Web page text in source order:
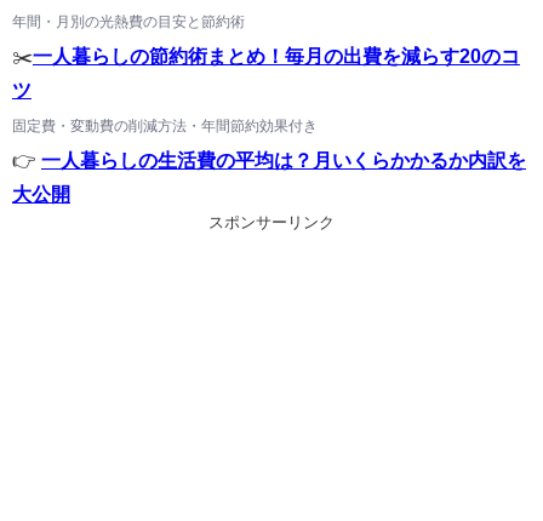
年間・月別の光熱費の目安と節約術
✂️一人暮らしの節約術まとめ！毎月の出費を減らす20のコ
ツ
固定費・変動費の削減方法・年間節約効果付き
👉 一人暮らしの生活費の平均は？月いくらかかるか内訳を
大公開
スポンサーリンク